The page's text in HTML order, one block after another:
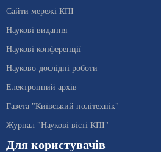
Сайти мережі КПІ
Наукові видання
Наукові конференції
Науково-дослідні роботи
Електронний архів
Газета "Київський політехнік"
Журнал "Наукові вісті КПІ"
Для користувачів